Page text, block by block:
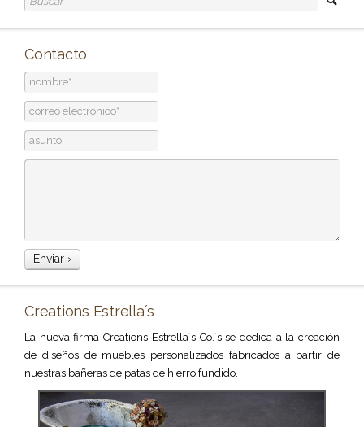
Contacto
Creations Estrella´s
La nueva firma Creations Estrella´s Co.´s se dedica a la creación
de diseños de muebles personalizados fabricados a partir de
nuestras bañeras de patas de hierro fundido.